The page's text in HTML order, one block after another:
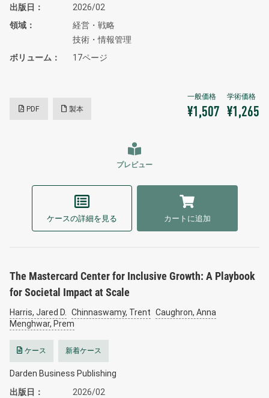
出版日
2026/02
領域
経営・戦略
技術・情報管理
ボリューム
17ページ
PDF 製本 ¥1,507 ¥1,265
プレビュー
ケースの詳細を見る カートに追加
The Mastercard Center for Inclusive Growth: A Playbook
for Societal Impact at Scale
Harris, Jared D. Chinnaswamy, Trent Caughron, Anna
Menghwar, Prem
ケース 新着ケース
Darden Business Publishing
出版日
2026/02